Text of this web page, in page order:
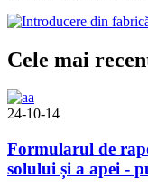
Cele mai
24-10-14
Formularul de
solului și a apei -